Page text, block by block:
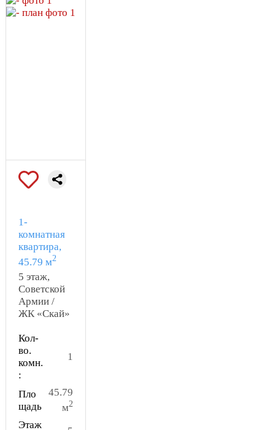
1-
комнатная
квартира,
45.79 м2
5 этаж,
Советской
Армии /
ЖК «Скай»
Кол-
во.
комн.
:
1
Пло
щадь
45.79
м2
Этаж